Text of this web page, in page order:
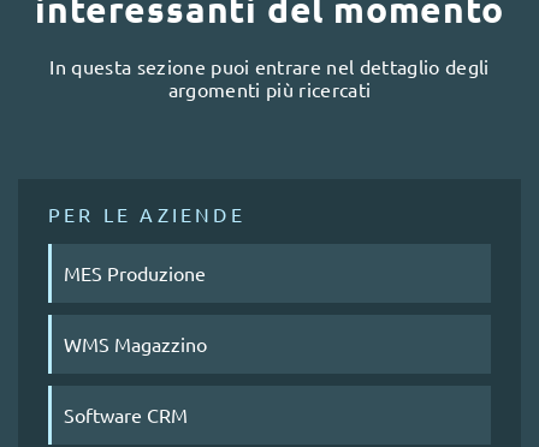
In questa sezione puoi entrare nel dettaglio degli
argomenti più ricercati
PER LE AZIENDE
MES Produzione
WMS Magazzino
Software CRM